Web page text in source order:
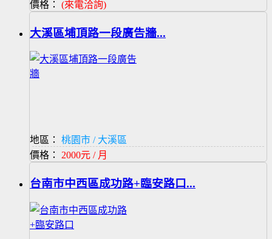
價格： (來電洽詢)
大溪區埔頂路一段廣告牆...
地區：
桃園市 / 大溪區
價格： 2000元 / 月
台南市中西區成功路+臨安路口...